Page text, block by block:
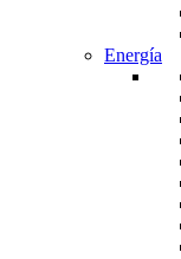
Energía